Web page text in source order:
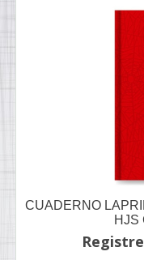
CUADERNO
HJS